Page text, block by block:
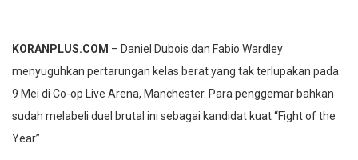
KORANPLUS.COM – Daniel Dubois dan Fabio Wardley
menyuguhkan pertarungan kelas berat yang tak terlupakan pada
9 Mei di Co-op Live Arena, Manchester. Para penggemar bahkan
sudah melabeli duel brutal ini sebagai kandidat kuat “Fight of the
Year”.